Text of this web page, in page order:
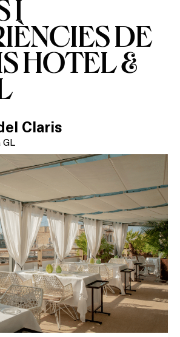
Què vols fer?
BARS
SPAS
SALES
I
DE
HOTEL &
Claris